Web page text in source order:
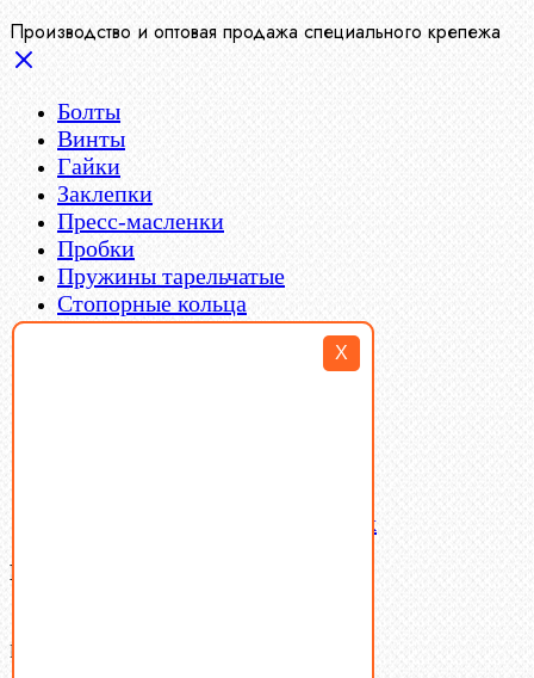
X
Производство и оптовая продажа специального крепежа
Болты
Винты
Гайки
Заклепки
Пресс-масленки
Пробки
Пружины тарельчатые
Стопорные кольца
Такелаж
Латунный и бронзовый крепеж
Ваша корзина
В корзине нет товаров.